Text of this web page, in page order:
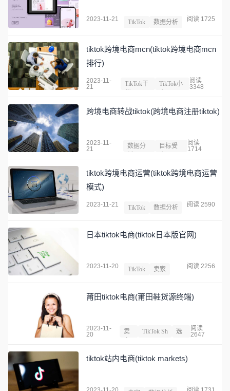
2023-11-21 TikTok 数据分析 阅读 1725
tiktok跨境电商mcn(tiktok跨境电商mcn
排行)
2023-11-
21
TikTok干
TikTok小
阅读
3348
跨境电商转战tiktok(跨境电商注册tiktok)
2023-11-
21
数据分
目标受
阅读
1714
tiktok跨境电商运营(tiktok跨境电商运营
模式)
2023-11-21 TikTok 数据分析 阅读 2590
日本tiktok电商(tiktok日本版官网)
2023-11-20 TikTok 卖家 阅读 2256
莆田tiktok电商(莆田鞋货源终端)
2023-11-
20
卖
TikTok Sh
选
阅读
2647
tiktok站内电商(tiktok markets)